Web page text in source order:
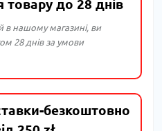
товару до 28 днів
в нашому магазині, ви
28 днів за умови
безкоштовно